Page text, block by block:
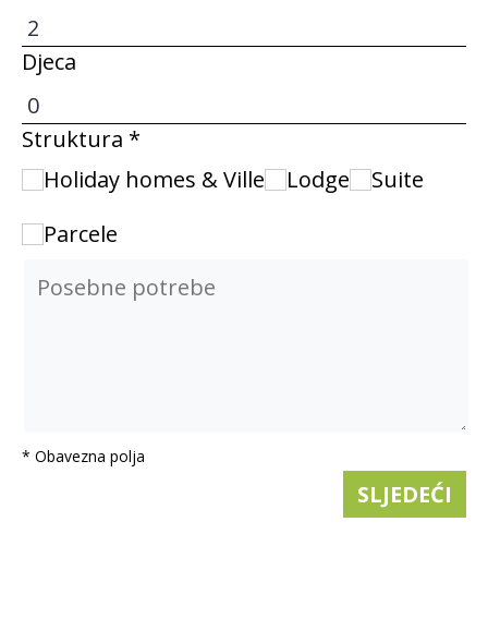
Djeca
Struktura *
Holiday homes & Ville
Lodge
Suite
Parcele
* Obavezna polja
SLJEDEĆI